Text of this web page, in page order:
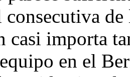
casi importa
en el